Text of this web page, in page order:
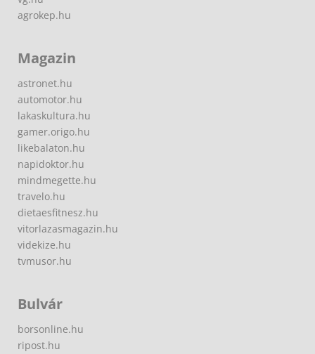
agrokep.hu
Magazin
astronet.hu
automotor.hu
lakaskultura.hu
gamer.origo.hu
likebalaton.hu
napidoktor.hu
mindmegette.hu
travelo.hu
dietaesfitnesz.hu
vitorlazasmagazin.hu
videkize.hu
tvmusor.hu
Bulvár
borsonline.hu
ripost.hu